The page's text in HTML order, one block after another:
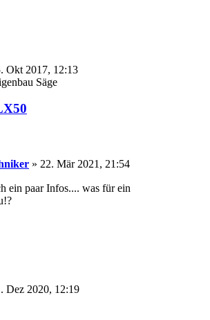
Okt 2017, 12:13
Säge
» 22. Mär 2021, 21:54
ein paar Infos.... was für ein
Dez 2020, 12:19